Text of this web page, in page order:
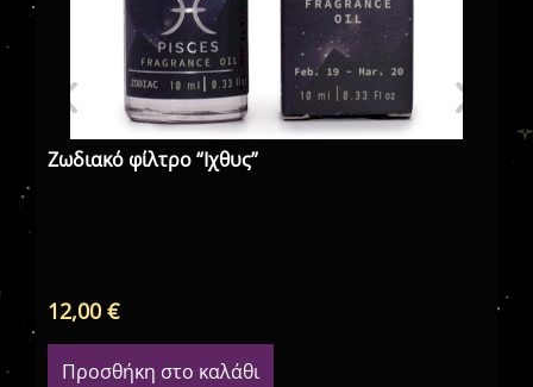
Ζωδιακό φίλτρο “Ιχθυς”
12,00€
Προσθήκη στο καλάθι